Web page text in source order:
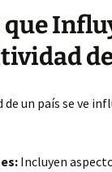
que
un país se ve
Incluyen